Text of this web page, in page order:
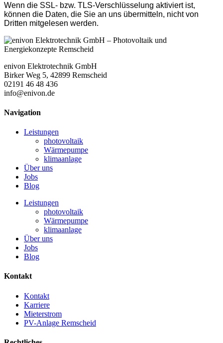
Wenn die SSL- bzw. TLS-Verschlüsselung aktiviert ist,
können die Daten, die Sie an uns übermitteln, nicht von
Dritten mitgelesen werden.
enivon Elektrotechnik GmbH
Birker Weg 5, 42899 Remscheid
02191 46 48 436
info@enivon.de
Navigation
Leistungen
photovoltaik
Wärmepumpe
klimaanlage
Über uns
Jobs
Blog
Leistungen
photovoltaik
Wärmepumpe
klimaanlage
Über uns
Jobs
Blog
Kontakt
Kontakt
Karriere
Mieterstrom
PV-Anlage Remscheid